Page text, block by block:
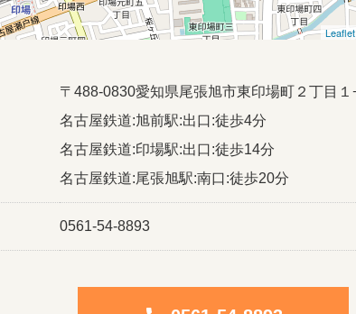
Leaflet
〒488-0830愛知県尾張旭市東印場町２丁目１
名古屋鉄道:旭前駅:出口:徒歩4分
名古屋鉄道:印場駅:出口:徒歩14分
名古屋鉄道:尾張旭駅:南口:徒歩20分
0561-54-8893